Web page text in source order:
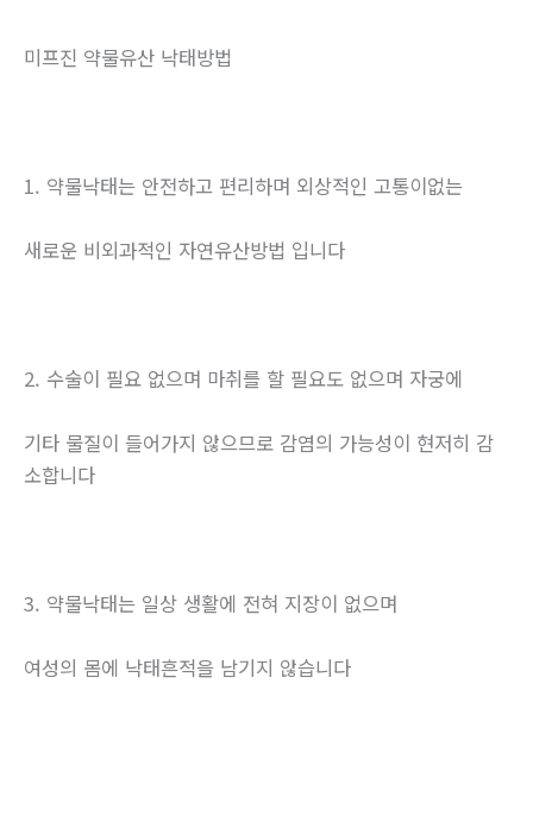
미프진 약물유산 낙태방법
1. 약물낙태는 안전하고 편리하며 외상적인 고통이없는
새로운 비외과적인 자연유산방법 입니다
2. 수술이 필요 없으며 마취를 할 필요도 없으며 자궁에
기타 물질이 들어가지 않으므로 감염의 가능성이 현저히 감
소합니다
3. 약물낙태는 일상 생활에 전혀 지장이 없으며
여성의 몸에 낙태흔적을 남기지 않습니다